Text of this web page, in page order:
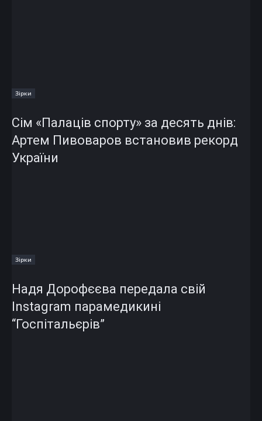
Зірки
Сім «Палаців спорту» за десять днів:
Артем Пивоваров встановив рекорд
України
Зірки
Надя Дорофєєва передала свій
Instagram парамедикині
“Госпітальєрів”